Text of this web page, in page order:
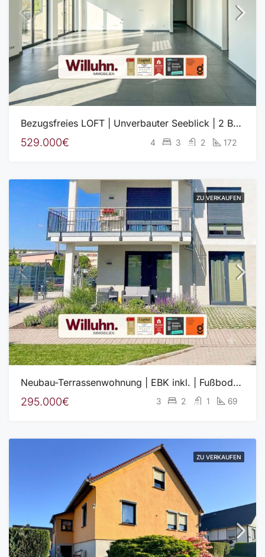
Bezugsfreies LOFT | Unverbauter Seeblick | 2 Balkone | Fußbodenheizung | Aufzug | Garage
529.000€ 4 3 2 172
ZU VERKAUFEN
Neubau-Terrassenwohnung | EBK inkl. | Fußbodenheizung | Luft-Wasser-Wärmepumpe
295.000€ 3 2 1 69
ZU VERKAUFEN